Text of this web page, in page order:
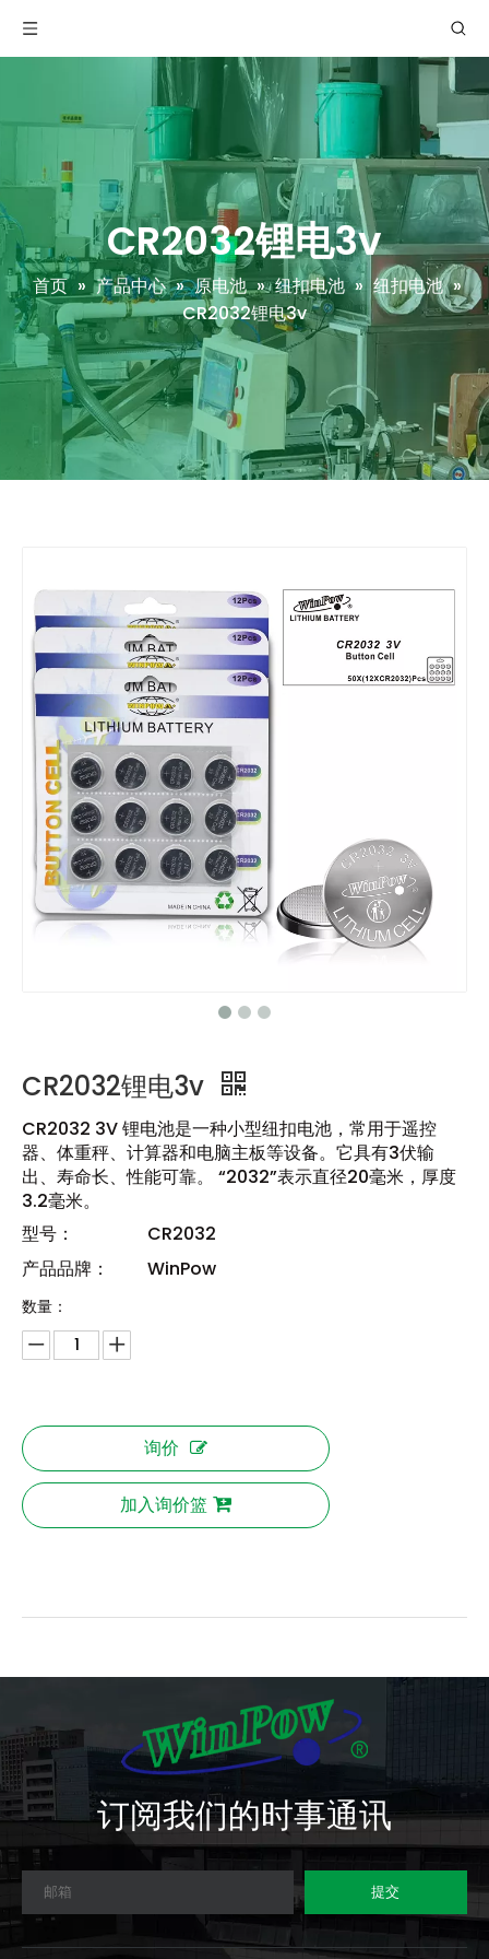
CR2032锂电3v
首页 » 产品中心 » 原电池 » 纽扣电池 » 纽扣电池 »
CR2032锂电3v
CR2032锂电3v
CR2032 3V 锂电池是一种小型纽扣电池，常用于遥控
器、体重秤、计算器和电脑主板等设备。它具有3伏输
出、寿命长、性能可靠。 “2032”表示直径20毫米，厚度
3.2毫米。
型号：
CR2032
产品品牌：
WinPow
数量：
询价
加入询价篮
订阅我们的时事通讯
提交